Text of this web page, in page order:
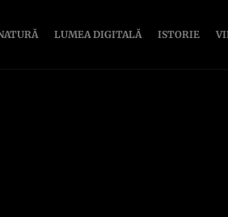
LUMEA DIGITALĂ ISTORIE